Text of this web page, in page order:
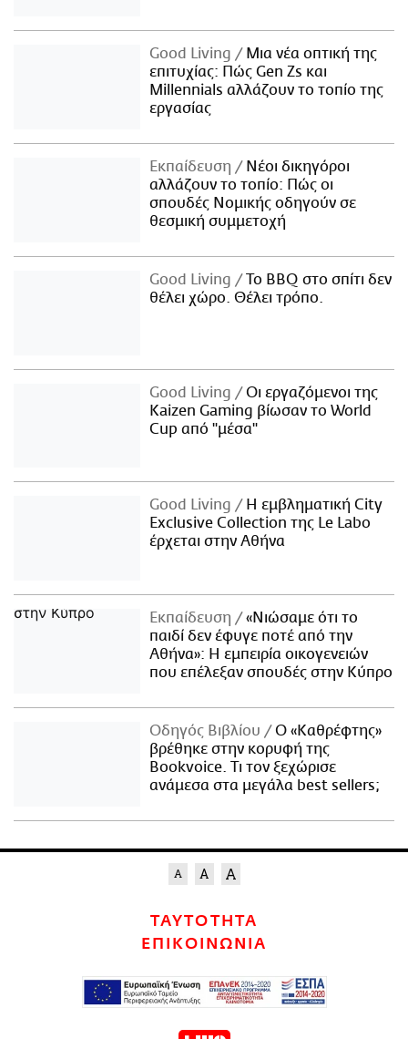
Good Living
Μια νέα οπτική της
επιτυχίας: Πώς Gen Zs και
Millennials αλλάζουν το τοπίο της
εργασίας
Εκπαίδευση
Νέοι δικηγόροι
αλλάζουν το τοπίο: Πώς οι
σπουδές Νομικής οδηγούν σε
θεσμική συμμετοχή
Good Living
Το BBQ στο σπίτι δεν
θέλει χώρο. Θέλει τρόπο.
Good Living
Οι εργαζόμενοι της
Kaizen Gaming βίωσαν το World
Cup από "μέσα"
Good Living
Η εμβληματική City
Exclusive Collection της Le Labo
έρχεται στην Αθήνα
Εκπαίδευση
«Νιώσαμε ότι το
παιδί δεν έφυγε ποτέ από την
Αθήνα»: Η εμπειρία οικογενειών
που επέλεξαν σπουδές στην Κύπρο
Οδηγός Βιβλίου
Ο «Καθρέφτης»
βρέθηκε στην κορυφή της
Bookvoice. Τι τον ξεχώρισε
ανάμεσα στα μεγάλα best sellers;
ΤΑΥΤΟΤΗΤΑ
ΕΠΙΚΟΙΝΩΝΙΑ